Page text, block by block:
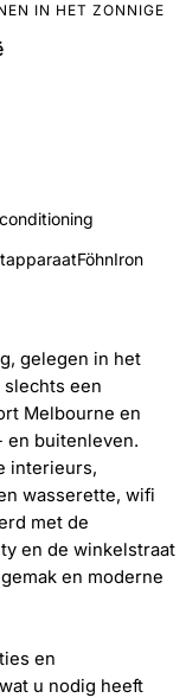
IN HET ZONNIGE
FöhnIron
gelegen in het
een
Melbourne en
en buitenleven.
interieurs,
wasserette, wifi
met de
en de winkelstraat
en moderne
en
u nodig heeft